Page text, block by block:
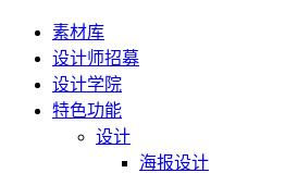
素材库
设计师招募
设计学院
特色功能
设计
海报设计